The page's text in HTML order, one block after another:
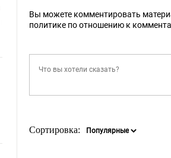
Вы можете комментировать
политике по отношению к
Сортировка: